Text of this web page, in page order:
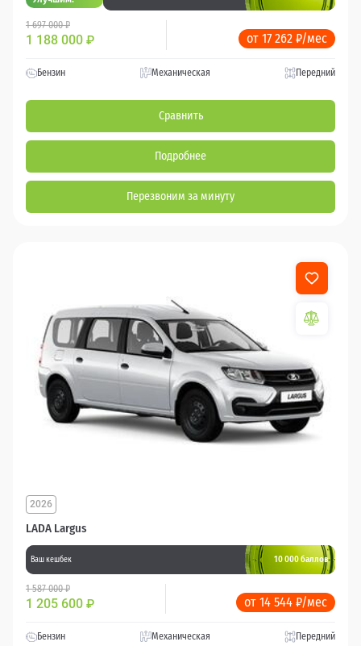
1 697 000 ₽
1 188 000 ₽ от 17 262 ₽/мес
Бензин Механическая Передний
Сравнить
Подробнее
Перезвоним за минуту
LADA Largus
2026
Ваш кешбек 10 000 баллов
1 587 000 ₽
1 205 600 ₽ от 14 544 ₽/мес
Бензин Механическая Передний